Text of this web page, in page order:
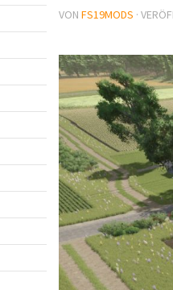
VON FS19MODS ·